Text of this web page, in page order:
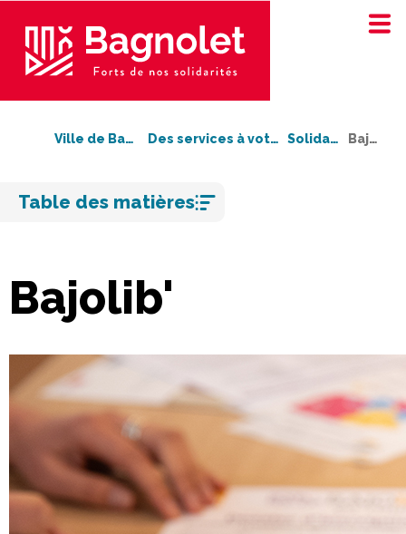
Ville de Bagnolet Des services à votre service Solidarité Bajolib'
Bajolib'
Table des matières